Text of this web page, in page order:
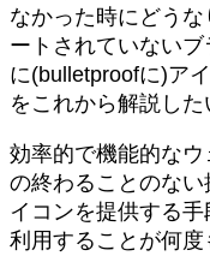
なかった時にどうな
ートされていない
に(bulletproofに)ア
をこれから解説した
効率的で機能的な
の終わることのな
イコンを提供する
利用することが何